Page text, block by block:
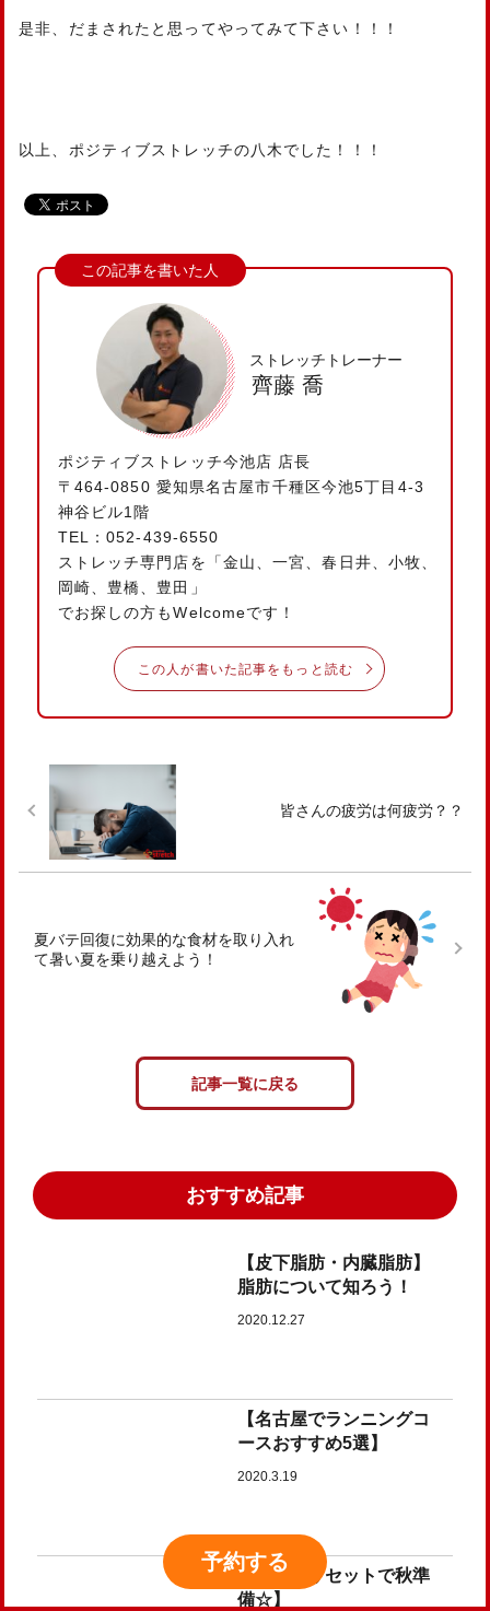
是非、だまされたと思ってやってみて下さい！！！
以上、ポジティブストレッチの八木でした！！！
ストレッチトレーナー
齊藤 喬
ポジティブストレッチ今池店 店長
〒464-0850 愛知県名古屋市千種区今池5丁目4-3
神谷ビル1階
TEL：052-439-6550
ストレッチ専門店を「金山、一宮、春日井、小牧、
岡崎、豊橋、豊田」
でお探しの方もWelcomeです！
この人が書いた記事をもっと読む
皆さんの疲労は何疲労？？
夏バテ回復に効果的な食材を取り入れ
て暑い夏を乗り越えよう！
記事一覧に戻る
おすすめ記事
【皮下脂肪・内臓脂肪】
脂肪について知ろう！
2020.12.27
【名古屋でランニングコ
ースおすすめ5選】
2020.3.19
【夏疲れリセットで秋準
備☆】
予約する